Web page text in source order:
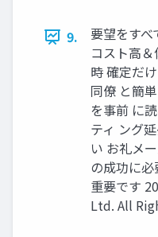
9.
要望をす
コスト高
時 確定だ
同僚 と簡
を事前 に
ティ ング
い お礼メ
の成功に
重要です
Ltd. All